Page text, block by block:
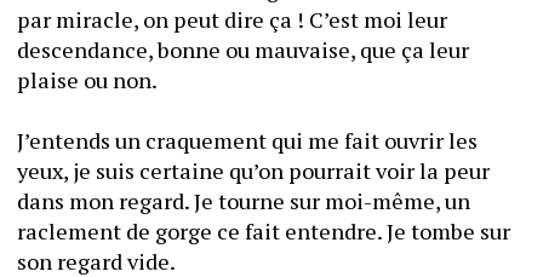
par miracle, on peut dire ça ! C’est moi leur
descendance, bonne ou mauvaise, que ça leur
plaise ou non.
J’entends un craquement qui me fait ouvrir les
yeux, je suis certaine qu’on pourrait voir la peur
dans mon regard. Je tourne sur moi-même, un
raclement de gorge ce fait entendre. Je tombe sur
son regard vide.